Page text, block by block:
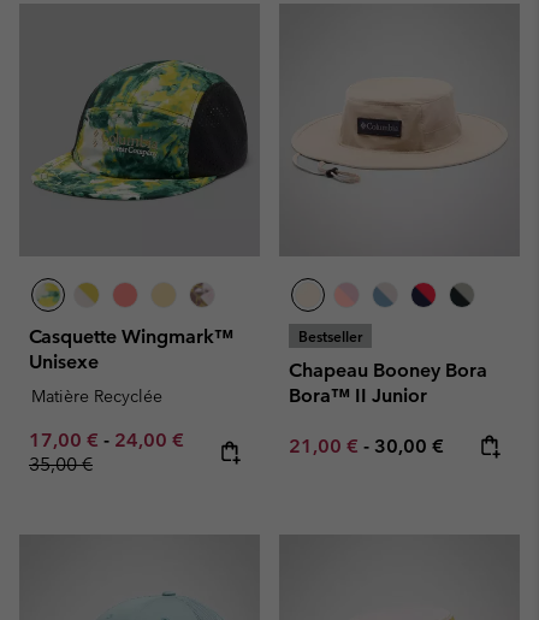
Casquette Wingmark™
Unisexe
Matière Recyclée
Minimum sale price:
17,00 € - Maximum sale price:
24,00 € Regular price:
35,00 €
Bestseller
Chapeau Booney Bora
Bora™ II Junior
Minimum sale price:
21,00 € - Maximum price:
30,00 €